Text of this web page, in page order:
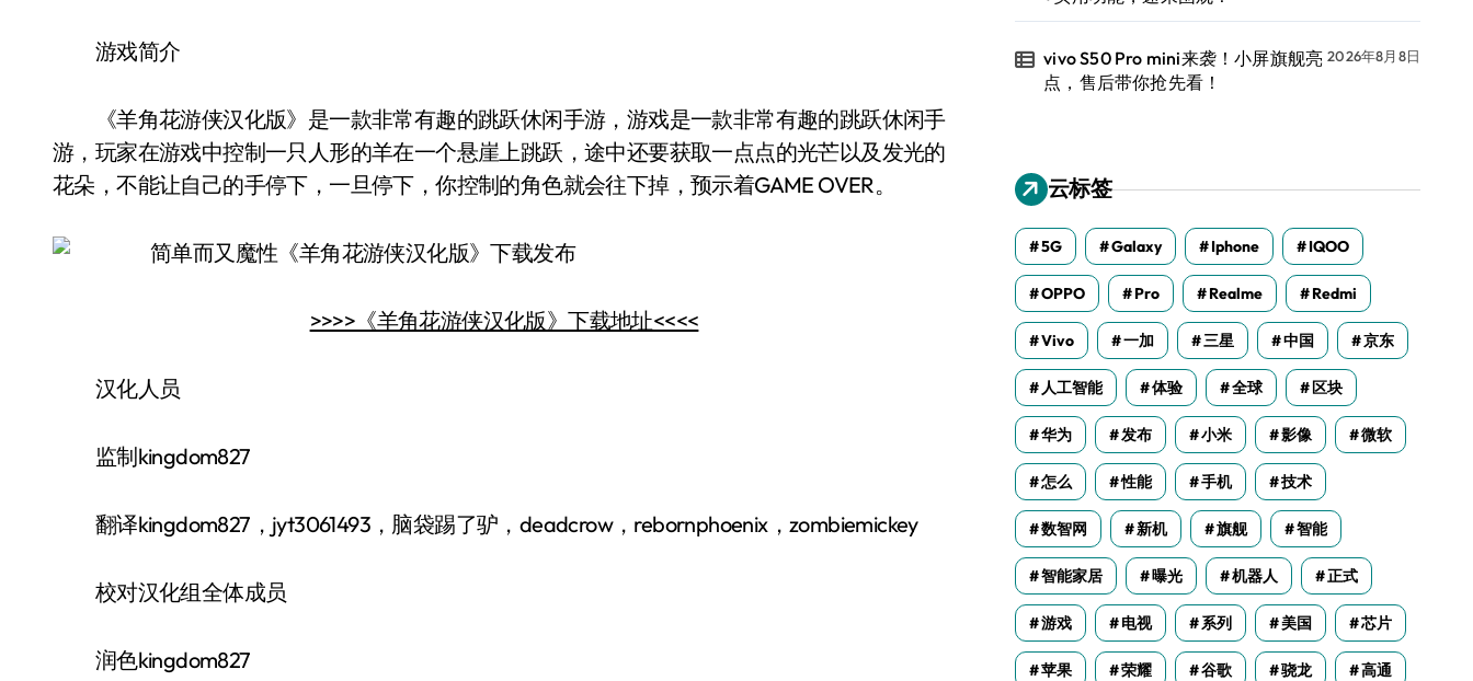
游戏简介
《羊角花游侠汉化版》是一款非常有趣的跳跃休闲手游，游戏是一款非常有趣的跳跃休闲手
游，玩家在游戏中控制一只人形的羊在一个悬崖上跳跃，途中还要获取一点点的光芒以及发光的
花朵，不能让自己的手停下，一旦停下，你控制的角色就会往下掉，预示着GAME OVER。
>>>>《羊角花游侠汉化版》下载地址<<<<
汉化人员
监制kingdom827
翻译kingdom827，jyt3061493，脑袋踢了驴，deadcrow，rebornphoenix，zombiemickey
校对汉化组全体成员
润色kingdom827
vivo S50 Pro mini来袭！小屏旗舰亮
点，售后带你抢先看！
2026年8月8日
云标签
5G Galaxy Iphone IQOO
OPPO Pro Realme Redmi
Vivo 一加 三星 中国 京东
人工智能 体验 全球 区块
华为 发布 小米 影像 微软
怎么 性能 手机 技术
数智网 新机 旗舰 智能
智能家居 曝光 机器人 正式
游戏 电视 系列 美国 芯片
苹果 荣耀 谷歌 骁龙 高通